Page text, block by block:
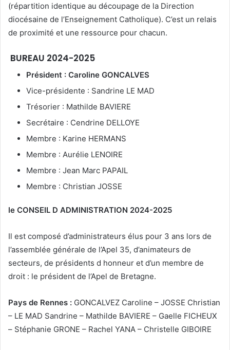
(répartition identique au découpage de la Direction
diocésaine de l’Enseignement Catholique). C’est un relais
de proximité et une ressource pour chacun.
BUREAU 2024-2025
Président : Caroline GONCALVES
Vice-présidente : Sandrine LE MAD
Trésorier : Mathilde BAVIERE
Secrétaire : Cendrine DELLOYE
Membre : Karine HERMANS
Membre : Aurélie LENOIRE
Membre : Jean Marc PAPAIL
Membre : Christian JOSSE
le CONSEIL D ADMINISTRATION 2024-2025
Il est composé d’administrateurs élus pour 3 ans lors de
l’assemblée générale de l’Apel 35, d’animateurs de
secteurs, de présidents d honneur et d’un membre de
droit : le président de l’Apel de Bretagne.
Pays de Rennes : GONCALVEZ Caroline – JOSSE Christian
– LE MAD Sandrine – Mathilde BAVIERE – Gaelle FICHEUX
– Stéphanie GRONE – Rachel YANA – Christelle GIBOIRE